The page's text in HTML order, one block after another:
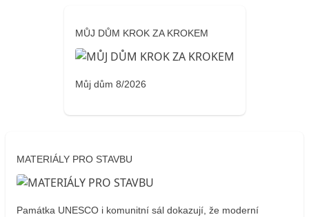
MŮJ DŮM KROK ZA KROKEM
Můj dům 8/2026
MATERIÁLY PRO STAVBU
Památka UNESCO i komunitní sál dokazují, že moderní